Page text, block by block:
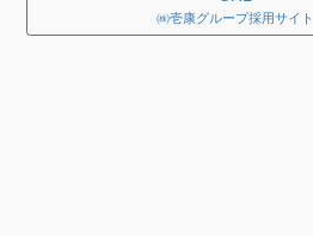
㈱壱康グループ採用サイト